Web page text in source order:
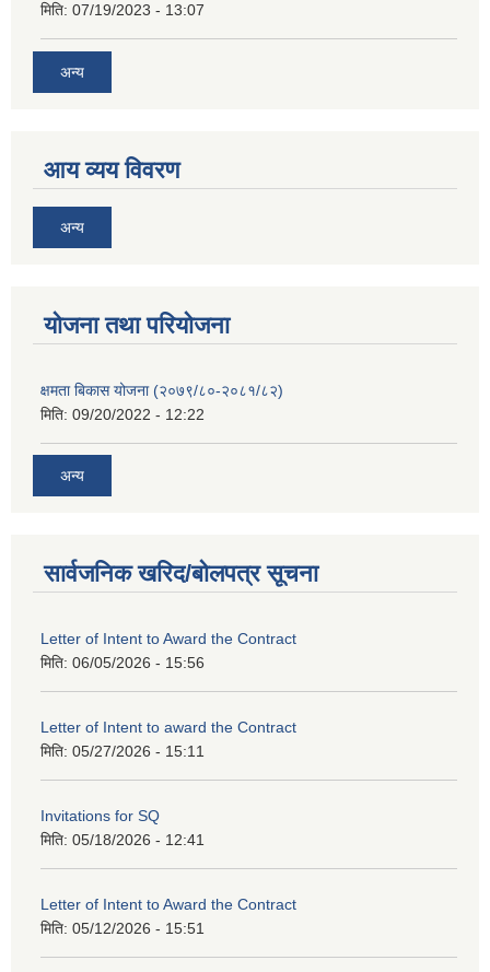
मिति: 07/19/2023 - 13:07
अन्य
आय व्यय विवरण
अन्य
याेजना तथा परियाेजना
क्षमता बिकास योजना (२०७९/८०-२०८१/८२)
मिति: 09/20/2022 - 12:22
अन्य
सार्वजनिक खरिद/बोलपत्र सूचना
Letter of Intent to Award the Contract
मिति: 06/05/2026 - 15:56
Letter of Intent to award the Contract
मिति: 05/27/2026 - 15:11
Invitations for SQ
मिति: 05/18/2026 - 12:41
Letter of Intent to Award the Contract
मिति: 05/12/2026 - 15:51